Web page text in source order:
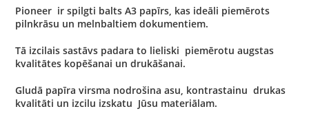
Pioneer ir spilgti balts A3 papīrs, kas ideāli piemērots
pilnkrāsu un melnbaltiem dokumentiem.
Tā izcilais sastāvs padara to lieliski piemērotu augstas
kvalitātes kopēšanai un drukāšanai.
Gludā papīra virsma nodrošina asu, kontrastainu drukas
kvalitāti un izcilu izskatu Jūsu materiālam.